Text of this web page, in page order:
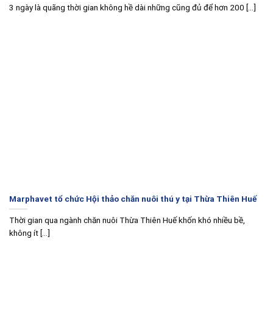
3 ngày là quãng thời gian không hề dài những cũng đủ để hơn 200 [...]
Marphavet tổ chức Hội thảo chăn nuôi thú y tại Thừa Thiên Huế
Thời gian qua ngành chăn nuôi Thừa Thiên Huế khốn khó nhiều bề,
không ít [...]